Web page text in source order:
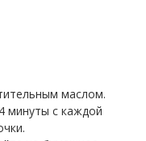
маслом.
минуты с каждой